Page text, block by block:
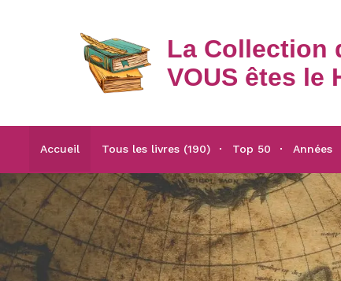
La Collection
VOUS êtes le
Accueil Tous les livres (190) Top 50 Années